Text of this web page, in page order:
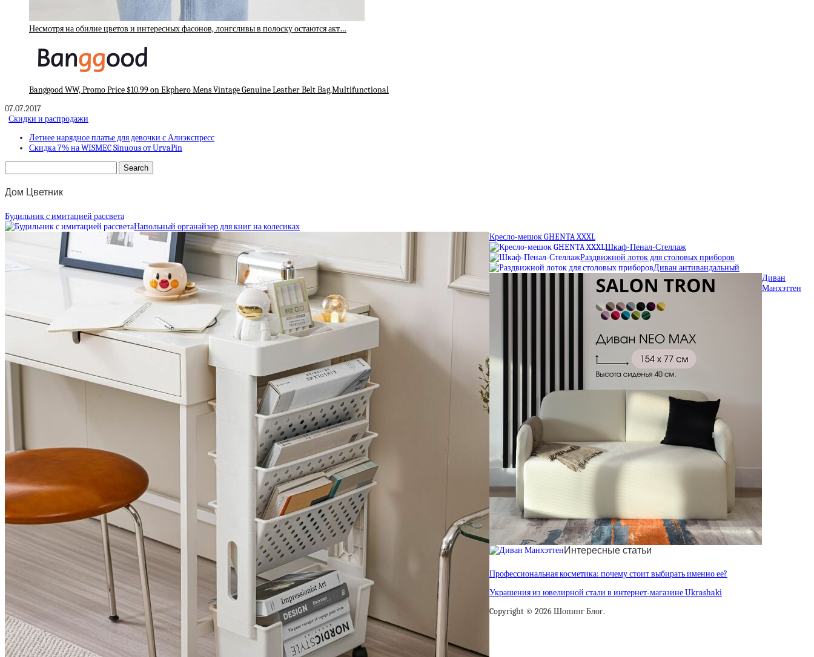
Несмотря на обилие цветов и интересных фасонов, лонгсливы в полоску остаются акт…
Banggood WW, Promo Price $10.99 on Ekphero Mens Vintage Genuine Leather Belt Bag,Multifunctional
07.07.2017
Скидки и распродажи
Летнее нарядное платье для девочки с Алиэкспресс
Скидка 7% на WISMEC Sinuous от UrvaPin
Дом Цветник
Будильник с имитацией рассвета
Напольный органайзер для книг на колесиках
Кресло-мешок GHENTA XXXL
Шкаф-Пенал-Стеллаж
Раздвижной лоток для столовых приборов
Диван антивандальный
Диван
Манхэттен
Интересные статьи
Профессиональная косметика: почему стоит выбирать именно ее?
Украшения из ювелирной стали в интернет-магазине Ukrashaki
Copyright © 2026 Шопинг Блог.